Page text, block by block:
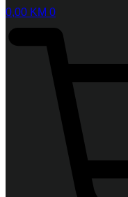
0,00 KM 0